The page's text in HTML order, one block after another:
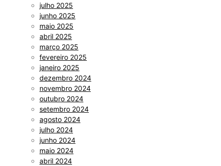
julho 2025
junho 2025
maio 2025
abril 2025
março 2025
fevereiro 2025
janeiro 2025
dezembro 2024
novembro 2024
outubro 2024
setembro 2024
agosto 2024
julho 2024
junho 2024
maio 2024
abril 2024